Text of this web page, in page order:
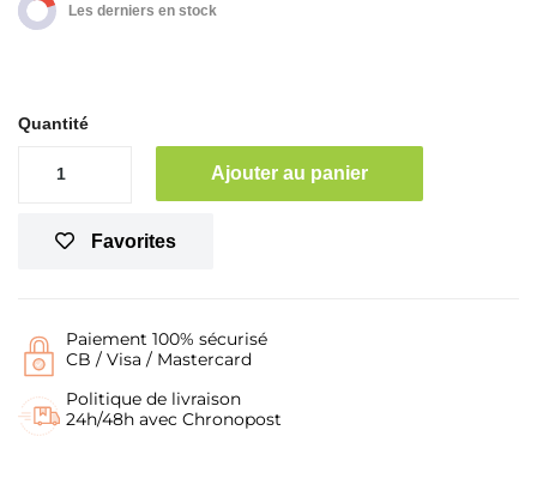
Les derniers en stock
Quantité
Ajouter au panier
Favorites
Paiement 100% sécurisé
CB / Visa / Mastercard
Politique de livraison
24h/48h avec Chronopost